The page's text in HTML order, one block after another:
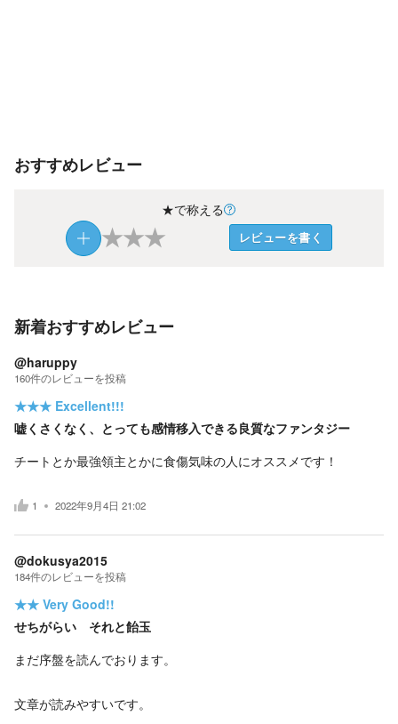
おすすめレビュー
★で称える
★★★ レビューを書く
新着おすすめレビュー
@haruppy
160件のレビューを投稿
★★★ Excellent!!!
嘘くさくなく、とっても感情移入できる良質なファンタジー
チートとか最強領主とかに食傷気味の人にオススメです！
1 2022年9月4日 21:02
@dokusya2015
184件のレビューを投稿
★★ Very Good!!
せちがらい それと飴玉
まだ序盤を読んでおります。
文章が読みやすいです。